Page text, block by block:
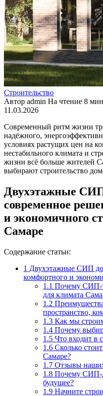
Строительство
Автор admin На чтение 8
11.03.2026
Современный ритм жизни
надёжного,
условиях растущих цен на
нестабильного климата и
жизни всё больше жителей
выбирают строительство
Двухэтажные
современное
и экономичного
Самаре
Содержание статьи:
1 Двухэтажные СИП
комфортного и
1.1 Почему СИП-
для климата
1.2
пространство,
1.3 Как мы
1.4 Почему
1.5 Что входит в
1.6 Сколько
Самаре?
1.7 Отзывы
1.8 Почему СИП-
будущее?
1.9 Начните